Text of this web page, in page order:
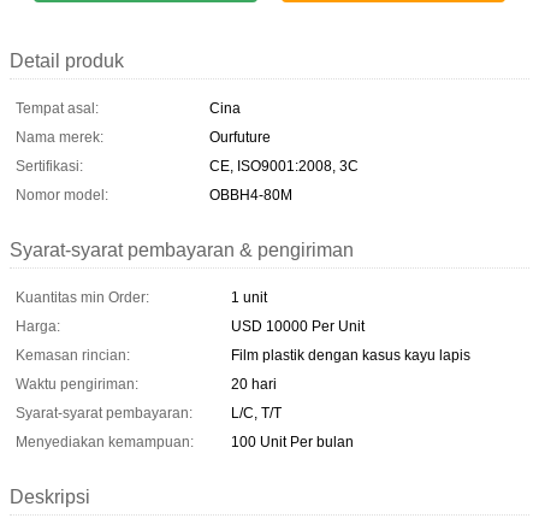
Detail produk
Tempat asal:
Cina
Nama merek:
Ourfuture
Sertifikasi:
CE, ISO9001:2008, 3C
Nomor model:
OBBH4-80M
Syarat-syarat pembayaran & pengiriman
Kuantitas min Order:
1 unit
Harga:
USD 10000 Per Unit
Kemasan rincian:
Film plastik dengan kasus kayu lapis
Waktu pengiriman:
20 hari
Syarat-syarat pembayaran:
L/C, T/T
Menyediakan kemampuan:
100 Unit Per bulan
Deskripsi